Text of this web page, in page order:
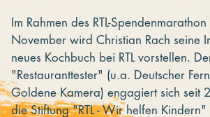
Im Rahmen des RTL-
November wird Christian Rach seine
neues Kochbuch bei RTL vorstellen.
"Restauranttester" (u.a. Deutscher
Goldene Kamera) engagiert sich seit
die Stiftung "RTL - Wir helfen